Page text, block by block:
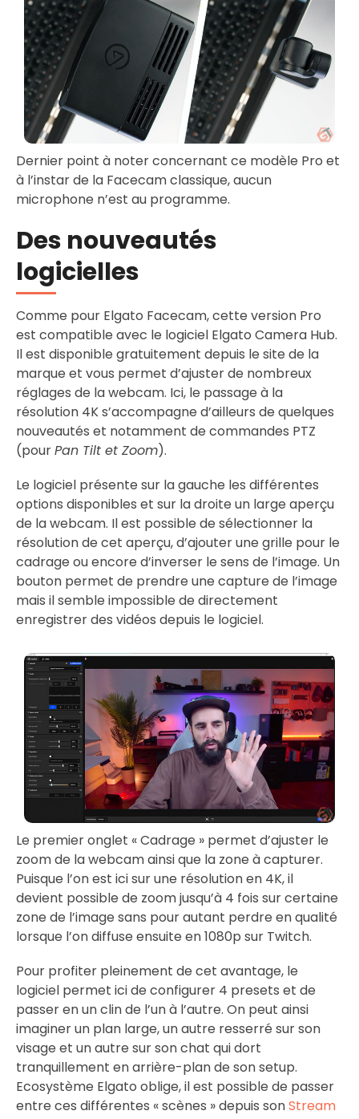
Dernier point à noter concernant ce modèle Pro et
à l’instar de la Facecam classique, aucun
microphone n’est au programme.
Des nouveautés
logicielles
Comme pour Elgato Facecam, cette version Pro
est compatible avec le logiciel Elgato Camera Hub.
Il est disponible gratuitement depuis le site de la
marque et vous permet d’ajuster de nombreux
réglages de la webcam. Ici, le passage à la
résolution 4K s’accompagne d’ailleurs de quelques
nouveautés et notamment de commandes PTZ
(pourPan Tilt et Zoom).
Le logiciel présente sur la gauche les différentes
options disponibles et sur la droite un large aperçu
de la webcam. Il est possible de sélectionner la
résolution de cet aperçu, d’ajouter une grille pour le
cadrage ou encore d’inverser le sens de l’image. Un
bouton permet de prendre une capture de l’image
mais il semble impossible de directement
enregistrer des vidéos depuis le logiciel.
Le premier onglet « Cadrage » permet d’ajuster le
zoom de la webcam ainsi que la zone à capturer.
Puisque l’on est ici sur une résolution en 4K, il
devient possible de zoom jusqu’à 4 fois sur certaine
zone de l’image sans pour autant perdre en qualité
lorsque l’on diffuse ensuite en 1080p sur Twitch.
Pour profiter pleinement de cet avantage, le
logiciel permet ici de configurer 4 presets et de
passer en un clin de l’un à l’autre. On peut ainsi
imaginer un plan large, un autre resserré sur son
visage et un autre sur son chat qui dort
tranquillement en arrière-plan de son setup.
Ecosystème Elgato oblige, il est possible de passer
entre ces différentes « scènes » depuis sonStream